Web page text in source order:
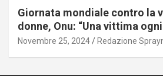
Giornata mondiale contro la
donne, Onu: “Una vittima
Novembre 25, 2024 Redazione